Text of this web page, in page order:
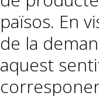
països. En
de la
aquest